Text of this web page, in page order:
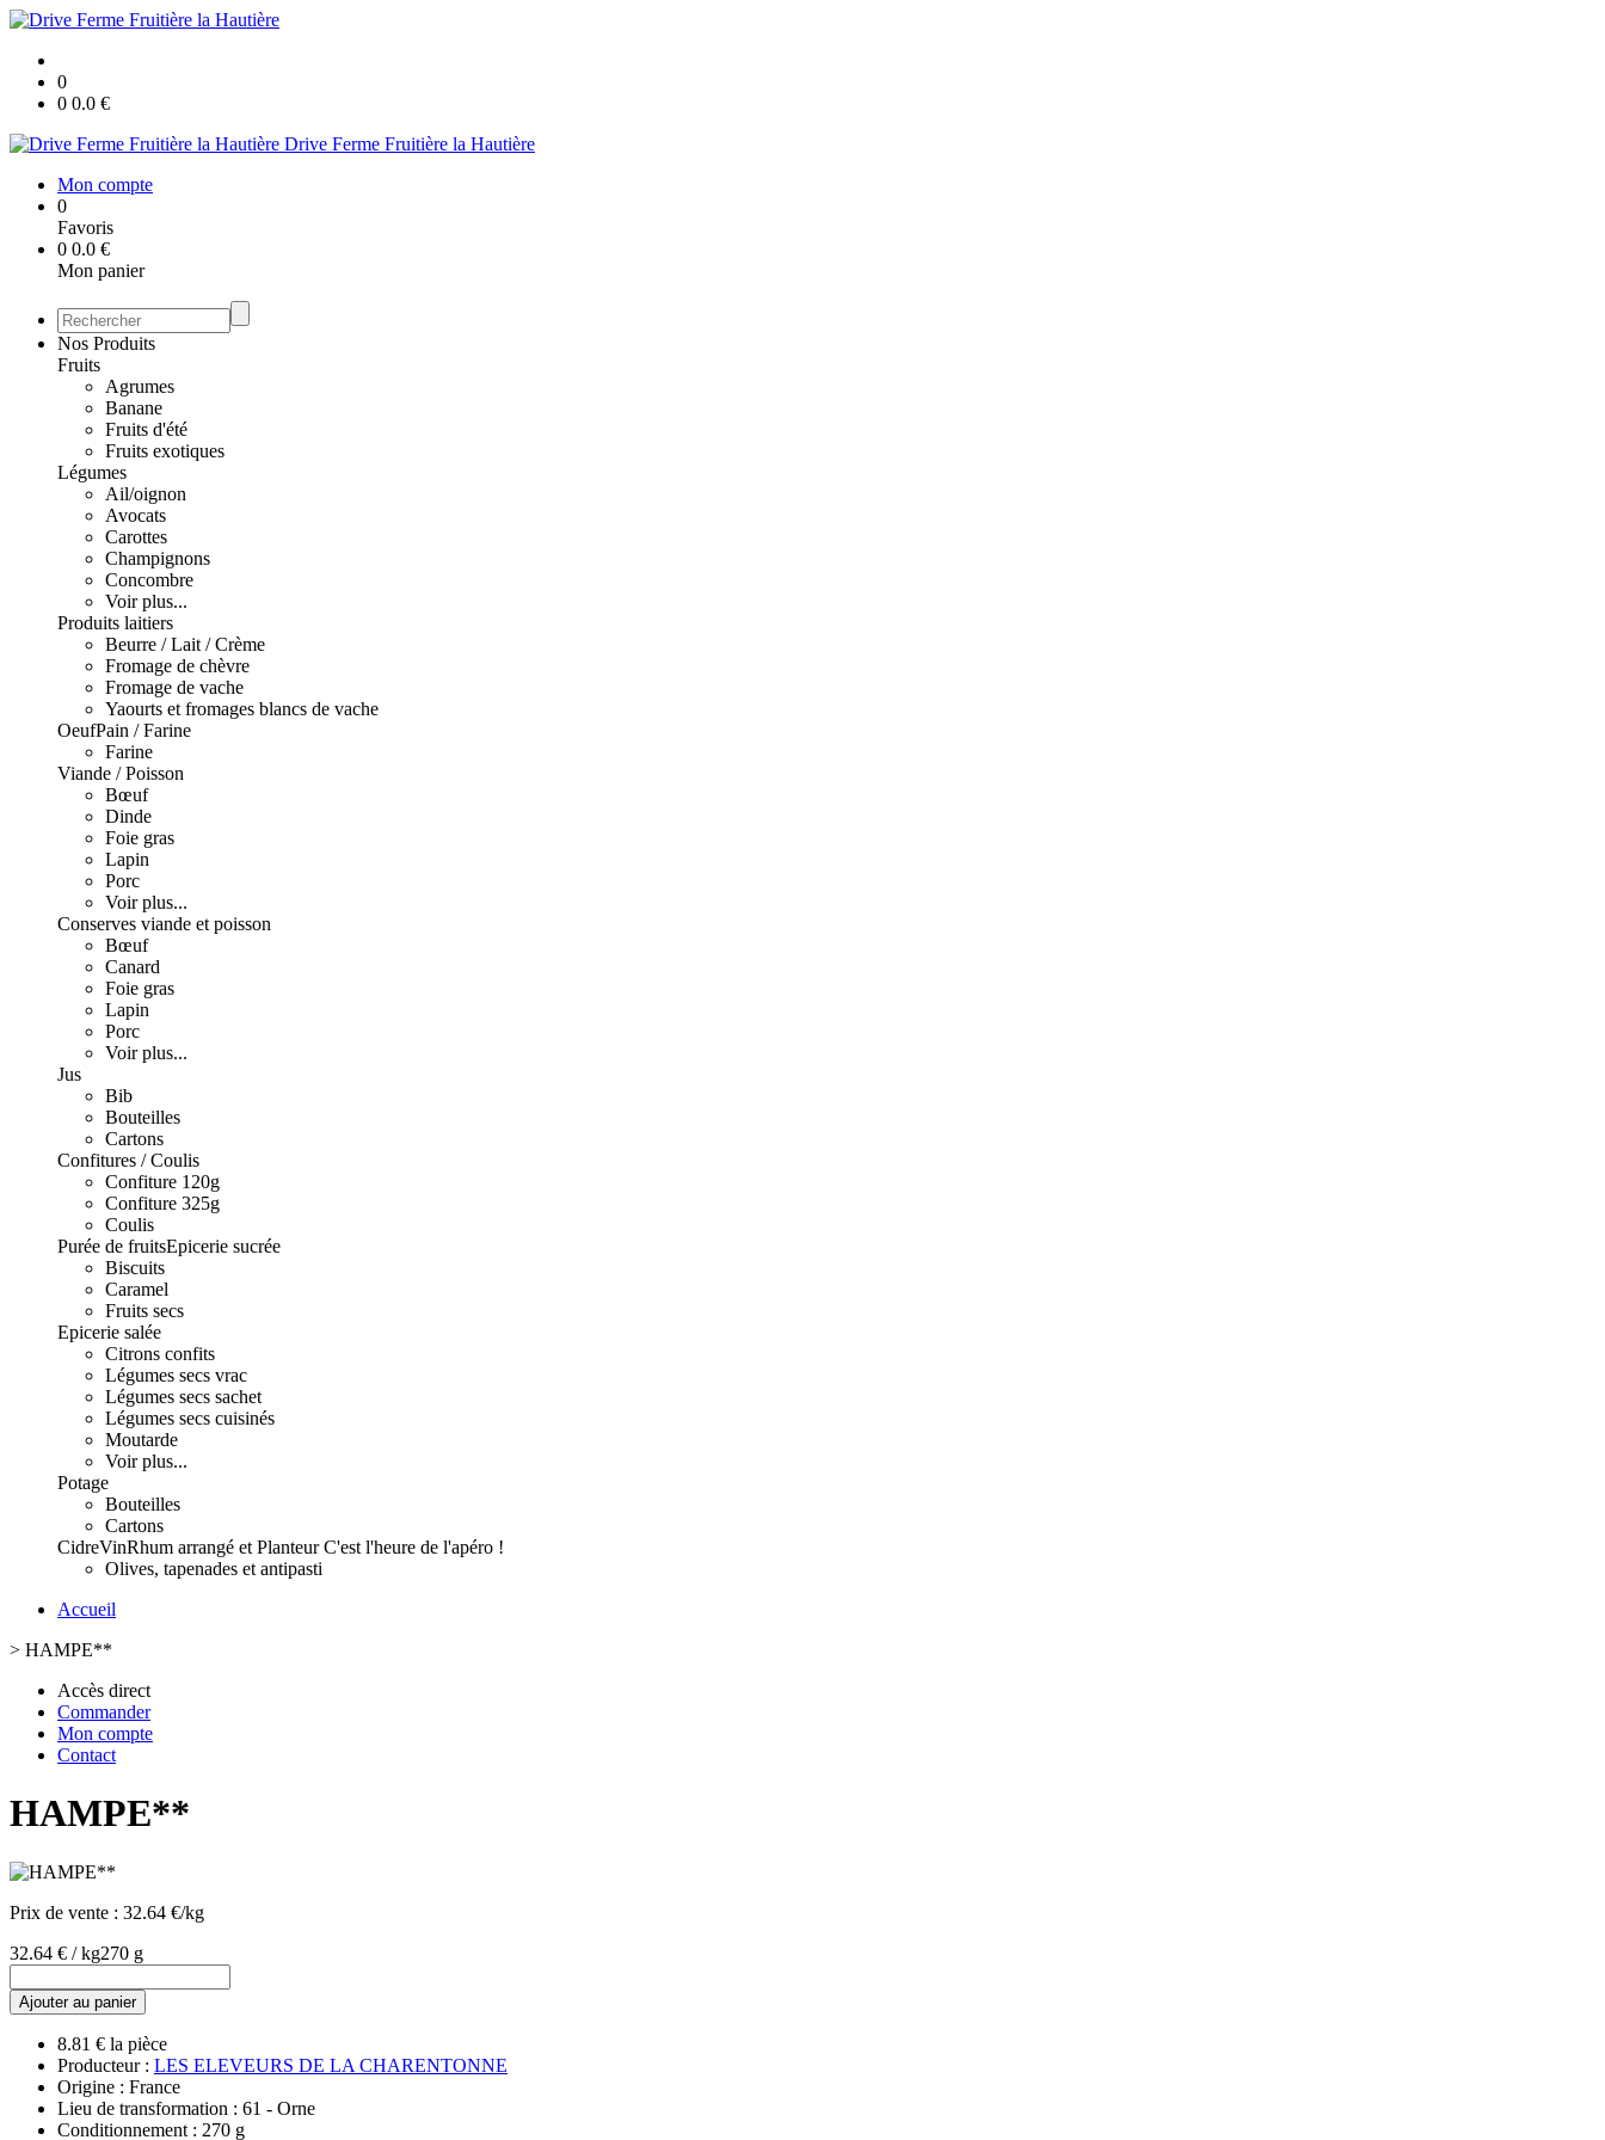
0
0 0.0 €
Drive Ferme Fruitière la Hautière
Mon compte
0
Favoris
0 0.0 €
Mon panier
Nos Produits
Fruits
Agrumes
Banane
Fruits d'été
Fruits exotiques
Légumes
Ail/oignon
Avocats
Carottes
Champignons
Concombre
Voir plus...
Produits laitiers
Beurre / Lait / Crème
Fromage de chèvre
Fromage de vache
Yaourts et fromages blancs de vache
OeufPain / Farine
Farine
Viande / Poisson
Bœuf
Dinde
Foie gras
Lapin
Porc
Voir plus...
Conserves viande et poisson
Bœuf
Canard
Foie gras
Lapin
Porc
Voir plus...
Jus
Bib
Bouteilles
Cartons
Confitures / Coulis
Confiture 120g
Confiture 325g
Coulis
Purée de fruitsEpicerie sucrée
Biscuits
Caramel
Fruits secs
Epicerie salée
Citrons confits
Légumes secs vrac
Légumes secs sachet
Légumes secs cuisinés
Moutarde
Voir plus...
Potage
Bouteilles
Cartons
CidreVinRhum arrangé et PlanteurC'est l'heure de l'apéro !
Olives, tapenades et antipasti
Accueil
> HAMPE**
Accès direct
Commander
Mon compte
Contact
HAMPE**
Prix de vente : 32.64 €/kg
32.64 € / kg270 g
Ajouter au panier
8.81 € la pièce
Producteur : LES ELEVEURS DE LA CHARENTONNE
Origine : France
Lieu de transformation : 61 - Orne
Conditionnement : 270 g